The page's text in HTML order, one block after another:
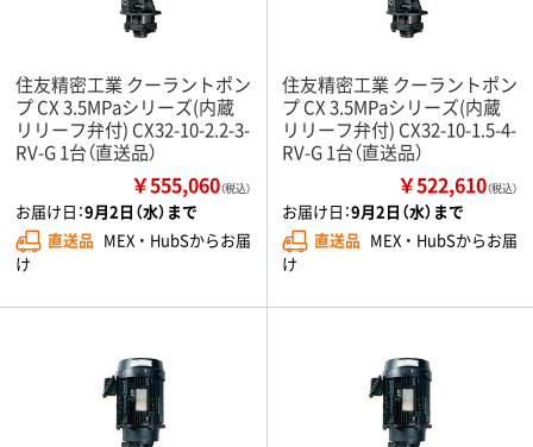
住友精密工業 クーラントポン
プ CX 3.5MPaシリーズ(内蔵
リリーフ弁付) CX32-10-2.2-3-
RV-G 1台（直送品）
￥555,060（税込）
お届け日：9月2日（水）まで
直送品 MEX ・ HubSからお届
け
住友精密工業 クーラントポン
プ CX 3.5MPaシリーズ(内蔵
リリーフ弁付) CX32-10-1.5-4-
RV-G 1台（直送品）
￥522,610（税込）
お届け日：9月2日（水）まで
直送品 MEX ・ HubSからお届
け